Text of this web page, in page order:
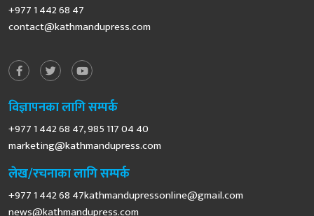
+977 1 442 68 47
contact@kathmandupress.com
विज्ञापनका लागि सम्पर्क
+977 1 442 68 47, 985 117 04 40
marketing@kathmandupress.com
लेख/रचनाका लागि सम्पर्क
+977 1 442 68 47kathmandupressonline@gmail.com
news@kathmandupress.com